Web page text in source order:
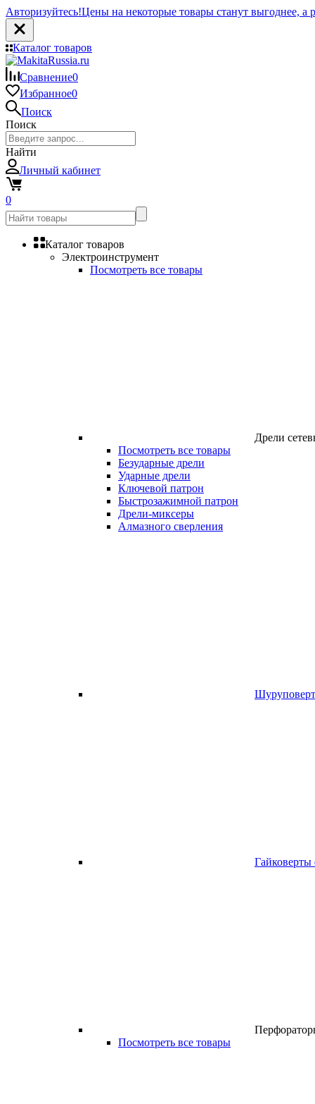
Авторизуйтесь!Цены на некоторые товары станут выгоднее, а
Каталог товаров
Сравнение0
Избранное0
Поиск
Поиск
Найти
Личный кабинет
0
Каталог товаров
Электроинструмент
Посмотреть все товары
Дрели
Посмотреть все товары
Безударные дрели
Ударные дрели
Ключевой патрон
Быстрозажимной патрон
Дрели-миксеры
Алмазного сверления
Гайковерты
Посмотреть все товары